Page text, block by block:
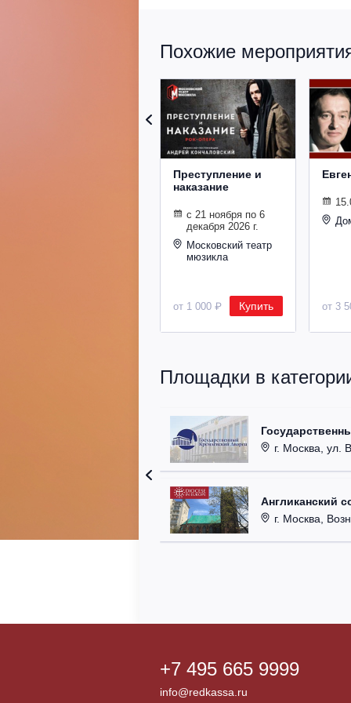
Похожие
Преступление и
наказание
с 21 ноября по 6
декабря 2026 г.
Московский театр
мюзикла
от 1 000 ₽ Купить от 3
Площадки в
г. Москва, ул.
Англиканский
г. Москва,
+7 495 665 9999
info@redkassa.ru